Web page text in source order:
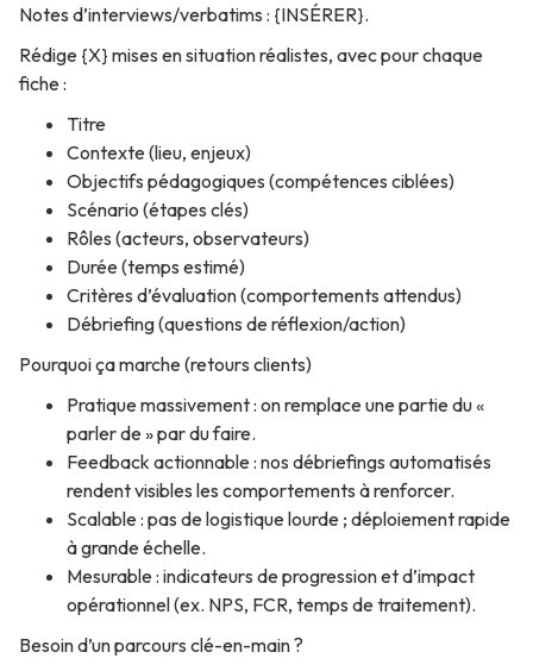
Notes d’interviews/verbatims : {INSÉRER}.
Rédige {X} mises en situation réalistes, avec pour chaque
fiche :
Titre
Contexte (lieu, enjeux)
Objectifs pédagogiques (compétences ciblées)
Scénario (étapes clés)
Rôles (acteurs, observateurs)
Durée (temps estimé)
Critères d’évaluation (comportements attendus)
Débriefing (questions de réflexion/action)
Pourquoi ça marche (retours clients)
Pratique massivement : on remplace une partie du «
parler de » par du faire.
Feedback actionnable : nos débriefings automatisés
rendent visibles les comportements à renforcer.
Scalable : pas de logistique lourde ; déploiement rapide
à grande échelle.
Mesurable : indicateurs de progression et d’impact
opérationnel (ex. NPS, FCR, temps de traitement).
Besoin d’un parcours clé-en-main ?